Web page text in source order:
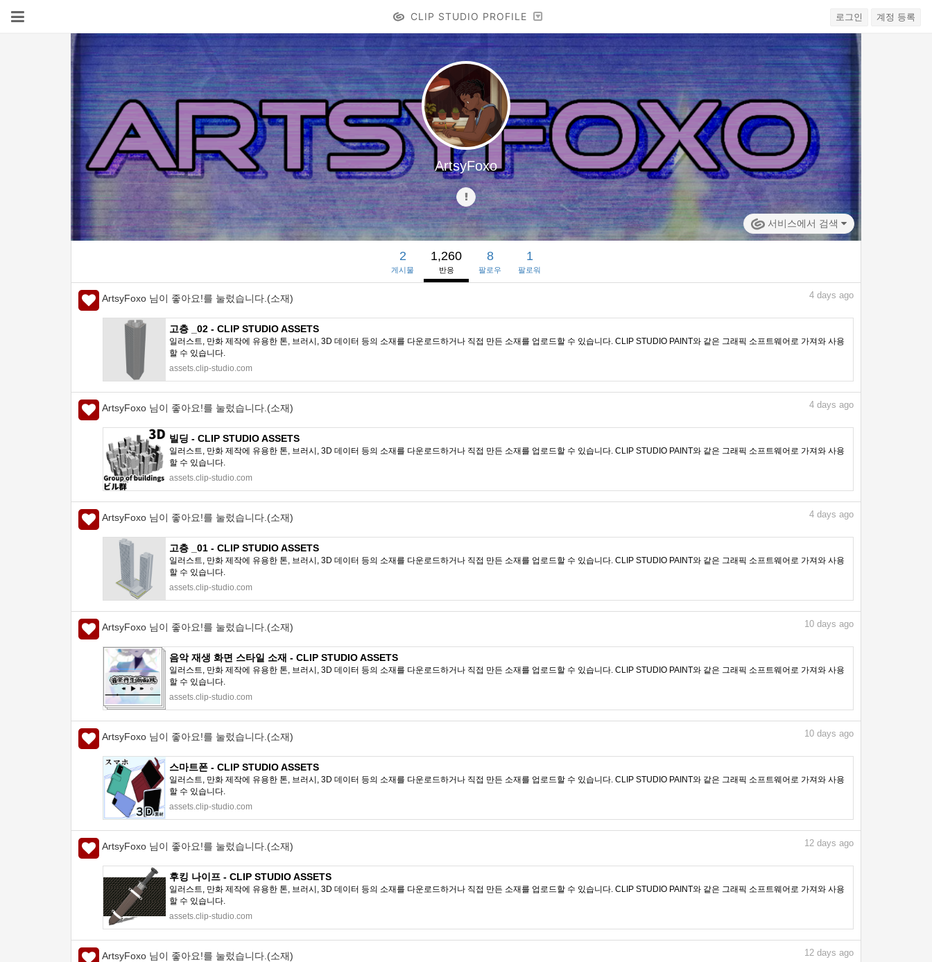
CLIP STUDIO PROFILE 로그인 계정 등록
ArtsyFoxo
서비스에서 검색
2
게시물
1,260
반응
8
팔로우
1
팔로워
ArtsyFoxo 님이 좋아요!를 눌렀습니다.(소재) 4 days ago
고층 _02 - CLIP STUDIO ASSETS
일러스트, 만화 제작에 유용한 톤, 브러시, 3D 데이터 등의 소재를 다운로드하거나 직접 만든 소재를 업로드할 수 있습니다. CLIP STUDIO PAINT와 같은 그래픽 소프트웨어로 가져와 사용
할 수 있습니다.
assets.clip-studio.com
ArtsyFoxo 님이 좋아요!를 눌렀습니다.(소재) 4 days ago
빌딩 - CLIP STUDIO ASSETS
일러스트, 만화 제작에 유용한 톤, 브러시, 3D 데이터 등의 소재를 다운로드하거나 직접 만든 소재를 업로드할 수 있습니다. CLIP STUDIO PAINT와 같은 그래픽 소프트웨어로 가져와 사용
할 수 있습니다.
assets.clip-studio.com
ArtsyFoxo 님이 좋아요!를 눌렀습니다.(소재) 4 days ago
고층 _01 - CLIP STUDIO ASSETS
일러스트, 만화 제작에 유용한 톤, 브러시, 3D 데이터 등의 소재를 다운로드하거나 직접 만든 소재를 업로드할 수 있습니다. CLIP STUDIO PAINT와 같은 그래픽 소프트웨어로 가져와 사용
할 수 있습니다.
assets.clip-studio.com
ArtsyFoxo 님이 좋아요!를 눌렀습니다.(소재) 10 days ago
음악 재생 화면 스타일 소재 - CLIP STUDIO ASSETS
일러스트, 만화 제작에 유용한 톤, 브러시, 3D 데이터 등의 소재를 다운로드하거나 직접 만든 소재를 업로드할 수 있습니다. CLIP STUDIO PAINT와 같은 그래픽 소프트웨어로 가져와 사용
할 수 있습니다.
assets.clip-studio.com
ArtsyFoxo 님이 좋아요!를 눌렀습니다.(소재) 10 days ago
스마트폰 - CLIP STUDIO ASSETS
일러스트, 만화 제작에 유용한 톤, 브러시, 3D 데이터 등의 소재를 다운로드하거나 직접 만든 소재를 업로드할 수 있습니다. CLIP STUDIO PAINT와 같은 그래픽 소프트웨어로 가져와 사용
할 수 있습니다.
assets.clip-studio.com
ArtsyFoxo 님이 좋아요!를 눌렀습니다.(소재) 12 days ago
후킹 나이프 - CLIP STUDIO ASSETS
일러스트, 만화 제작에 유용한 톤, 브러시, 3D 데이터 등의 소재를 다운로드하거나 직접 만든 소재를 업로드할 수 있습니다. CLIP STUDIO PAINT와 같은 그래픽 소프트웨어로 가져와 사용
할 수 있습니다.
assets.clip-studio.com
ArtsyFoxo 님이 좋아요!를 눌렀습니다.(소재) 12 days ago